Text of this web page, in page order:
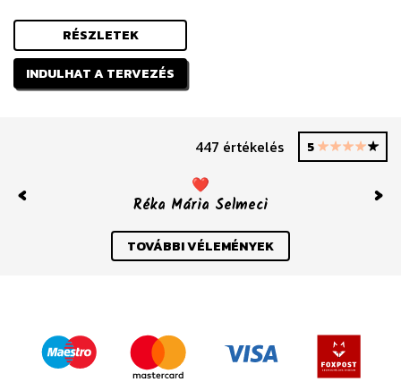
RÉSZLETEK
INDULHAT A TERVEZÉS
447 értékelés 5
❤️
Réka Mária Selmeci
Previous
TOVÁBBI VÉLEMÉNYEK